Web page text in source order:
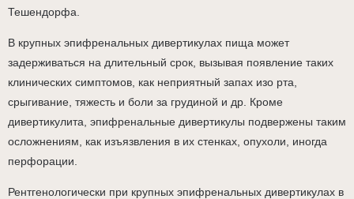
Тешендорфа.
В крупных эпифренальных дивертикулах пища может
задерживаться на длительный срок, вызывая появление таких
клинических симптомов, как неприятный запах изо рта,
срыгивание, тяжесть и боли за грудиной и др. Кроме
дивертикулита, эпифренальные дивертикулы подвержены таким
осложнениям, как изъязвления в их стенках, опухоли, иногда
перфорации.
Рентгенологически при крупных эпифренальных дивертикулах в